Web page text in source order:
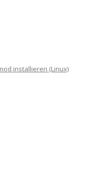
installieren (Linux)